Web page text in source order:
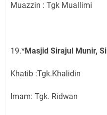
Muazzin : Tgk Muallimi
19.*Masjid Sirajul Munir,
Khatib :Tgk.Khalidin
Imam: Tgk. Ridwan